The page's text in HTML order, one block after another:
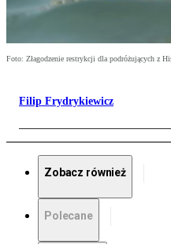
Foto: Złagodzenie restrykcji dla podróżujących z
Filip Frydrykiewicz
Zobacz również
Polecane